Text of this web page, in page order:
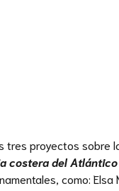
tres proyectos sobre
costera del
como: Elsa